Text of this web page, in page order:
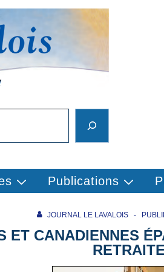
Publications
JOURNAL LE LAVALOIS
ET CANADIENNES